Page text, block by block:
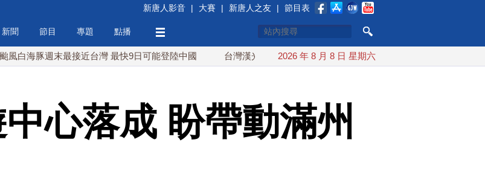
新唐人影音 | 大賽 | 新唐人之友 | 節目表
新聞 節目 專題 點播
豚週末最接近台灣 最快9日可能登陸中國 台灣漢光首結合城鎮演習 AIT連續發文讚「韌性台灣」
2026 年 8 月 8 日 星期六
心落成 盼帶動滿州